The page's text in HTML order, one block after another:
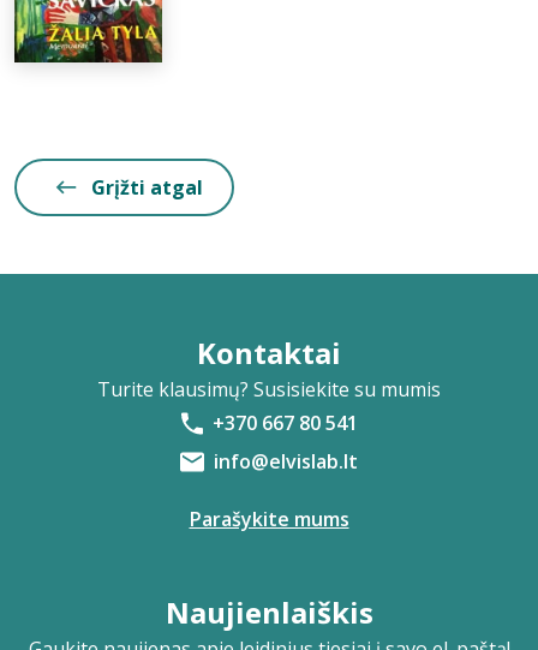
Grįžti atgal
Kontaktai
Turite klausimų? Susisiekite su mumis
+370 667 80 541
info@elvislab.lt
Parašykite mums
Naujienlaiškis